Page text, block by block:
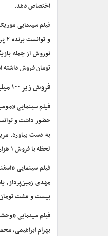
اختصاص دهد.
فیلم سینمایی
و
تومان فروش داشته
فروش زیر ۱۰۰ میلیون
فیلم سینمایی
به دست بیاورد.
لحظه با فروش ۱ هزار و ۵۴۴ بلیت، فروشی معادل نود و شش میلیون و چهارصد و سی و پنج هزار و بیست تومان داشته است.
فیلم سینمایی
بیست و هشت
بهرام ابراهیمی،